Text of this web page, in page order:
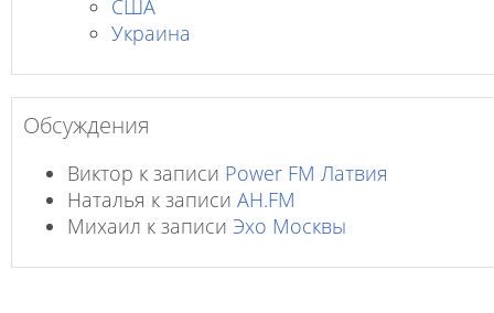
США
Украина
Обсуждения
Виктор к записи Power FM Латвия
Наталья к записи AH.FM
Михаил к записи Эхо Москвы